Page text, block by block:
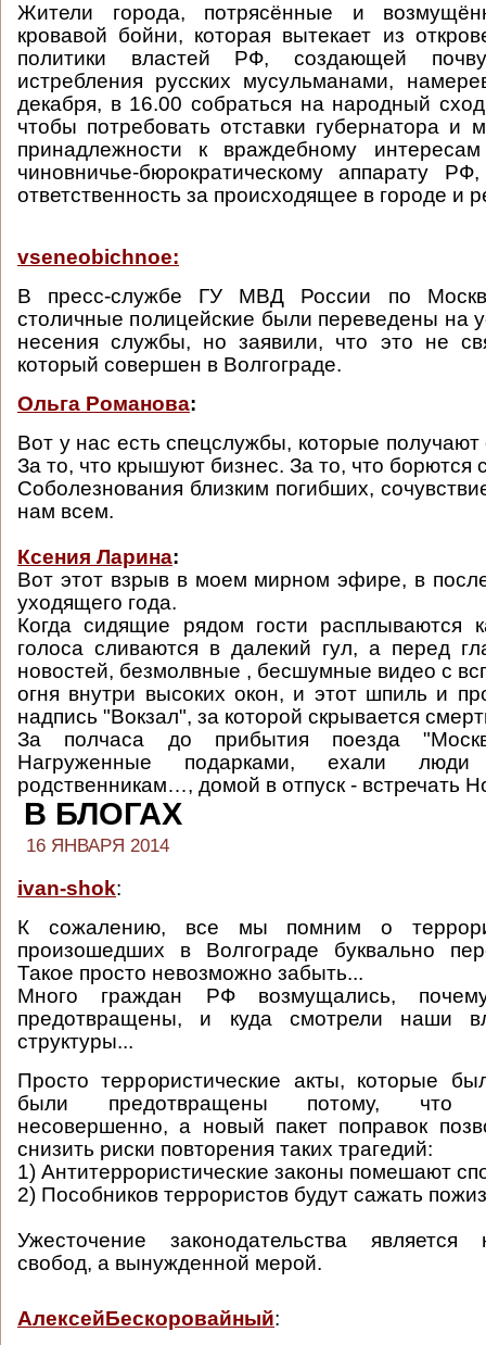
Жители города, потрясённые и
кровавой бойни, которая вытекает из
политики властей РФ, создающей
истребления русских мусульманами,
декабря, в 16.00 собраться на народный
чтобы потребовать отставки губернатора и
принадлежности к враждебному
чиновничье-бюрократическому аппарату
ответственность за происходящее в городе и
vseneobichnoe:
В пресс-службе ГУ МВД России по
столичные полицейские были переведены на
несения службы, но заявили, что это не
который совершен в Волгограде.
Ольга Романова:
Вот у нас есть спецслужбы, которые получают
За то, что крышуют бизнес. За то, что борются
Соболезнования близким погибших,
нам всем.
Ксения Ларина:
Вот этот взрыв в моем мирном эфире, в
уходящего года.
Когда сидящие рядом гости расплываются
голоса сливаются в далекий гул, а перед
новостей, безмолвные , бесшумные видео с
огня внутри высоких окон, и этот шпиль и
надпись "Вокзал", за которой скрывается
За полчаса до прибытия поезда
Нагруженные подарками, ехали
родственникам…, домой в отпуск - встречать
В БЛОГАХ
16 ЯНВАРЯ 2014
ivan-shok:
К сожалению, все мы помним о
произошедших в Волгограде буквально
Такое просто невозможно забыть...
Много граждан РФ возмущались,
предотвращены, и куда смотрели наши
структуры...
Просто террористические акты, которые
были предотвращены потому, что
несовершенно, а новый пакет поправок
снизить риски повторения таких трагедий:
1) Антитеррористические законы помешают
2) Пособников террористов будут сажать
Ужесточение законодательства является
свобод, а вынужденной мерой.
АлексейБескоровайный: